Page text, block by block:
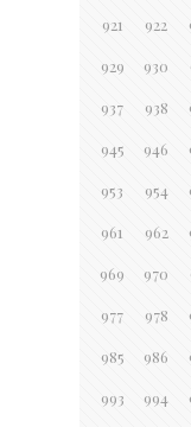
921 922
929 930
937 938
945 946
953 954
961 962
969 970
977 978
985 986
993 994